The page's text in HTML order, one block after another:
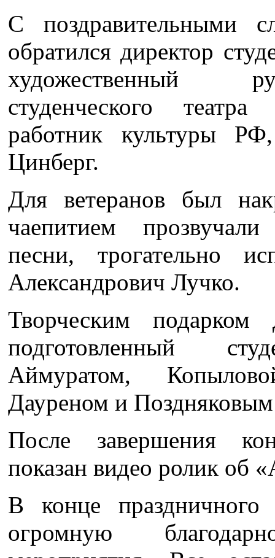
С поздравительными
обратился директор
художественный
студенческого
работник культуры
Цинберг.
Для ветеранов был
чаепитием прозвучали
песни, трогательно
Александрович Лучко.
Творческим подарком
подготовленный
Аймуратом,
Дауреном и
После завершения
показан видео ролик об
В конце праздничного
огромную